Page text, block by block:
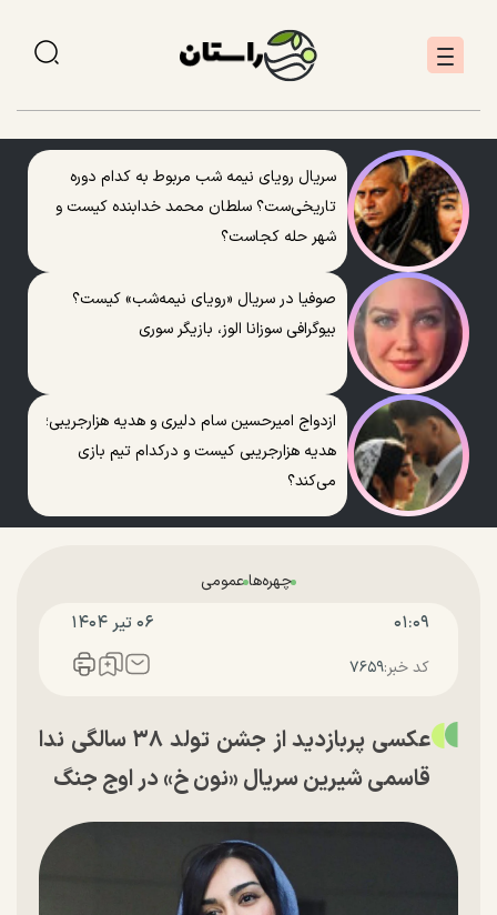
سریال رویای نیمه شب مربوط به کدام دوره
تاریخی‌ست؟ سلطان محمد خدابنده کیست و
شهر حله کجاست؟
صوفیا در سریال «رویای نیمه‌شب» کیست؟
بیوگرافی سوزانا الوز، بازیگر سوری
ازدواج امیرحسین سام دلیری و هدیه هزارجریبی؛
هدیه هزارجریبی کیست و درکدام تیم بازی
می‌کند؟
چهره‌هاعمومی
۰۱:۰۹ ۰۶ تير ۱۴۰۴
کد خبر:۷۶۵۹
عکسی پربازدید از جشن تولد ۳۸ سالگی ندا
قاسمی شیرین سریال «نون خ» در اوج جنگ